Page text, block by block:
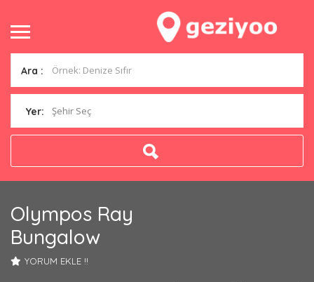
Ara :
Yer: Şehir Seç
Olympos Ray
Bungalow
YORUM EKLE !!